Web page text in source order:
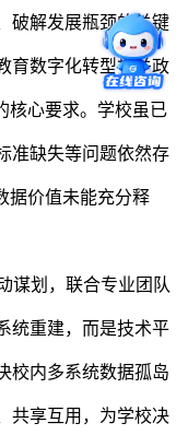
破解发展瓶颈的关键
育数字化转型相关政
核心要求。学校虽已
准缺失等问题依然存
据价值未能充分释
谋划，联合专业团队
统重建，而是技术平
校内多系统数据孤岛
共享互用，为学校决